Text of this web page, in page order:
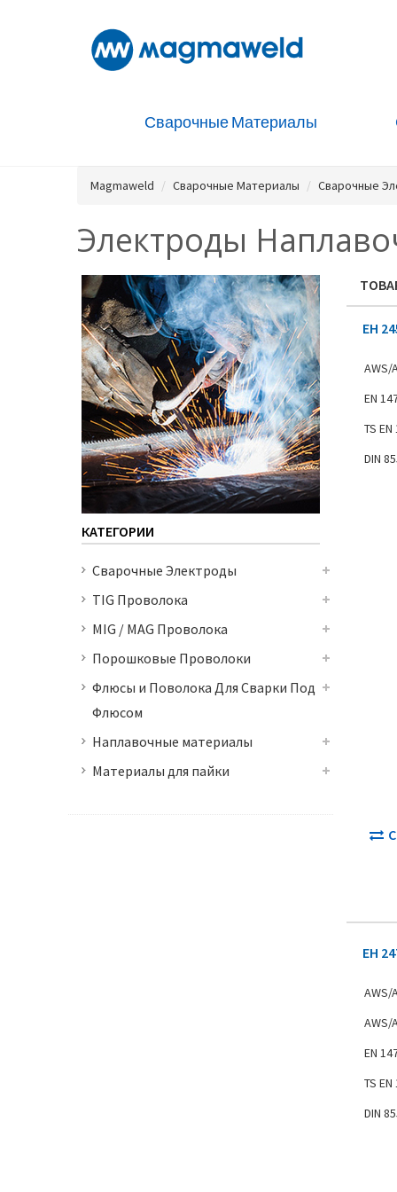
Сварочные Материалы
Magmaweld Сварочные Материалы Сварочные
Электроды
КАТЕГОРИИ
Сварочные Электроды
TIG Проволока
MIG / MAG Проволока
Порошковые Проволоки
Флюсы и Поволока Для Сварки Под
Флюсом
Наплавочные материалы
Материалы для пайки
EH
AWS/
EN
TS
DIN
EH
AWS/
AWS/
EN
TS
DIN